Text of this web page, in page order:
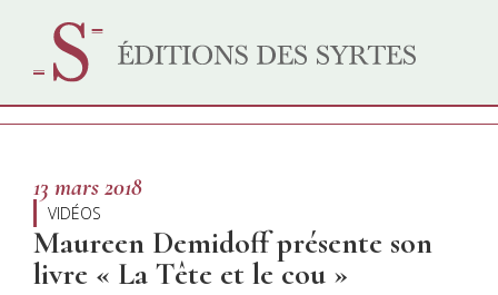
13 mars 2018
VIDÉOS
Maureen Demidoff présente son
livre « La Tête et le cou »